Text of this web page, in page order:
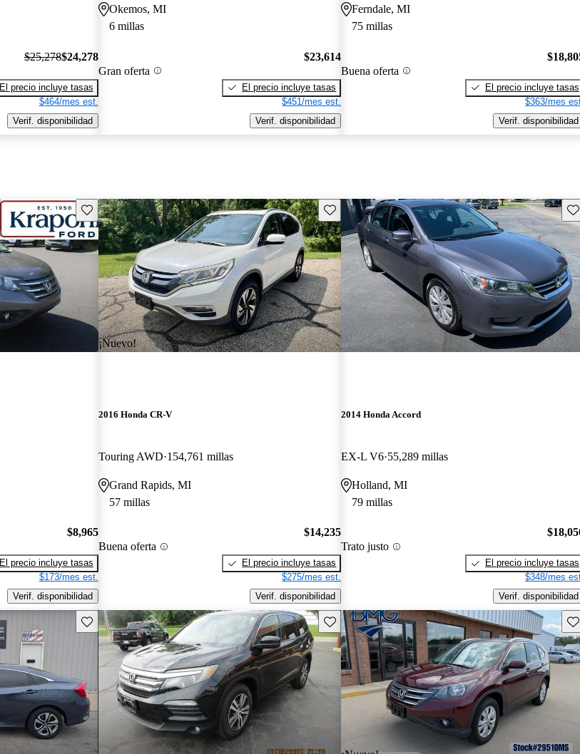
$25,278$24,278
El precio incluye tasas
$464/mes est.
Verif. disponibilidad
Okemos, MI
6 millas
Gran oferta
$23,614
El precio incluye tasas
$451/mes est.
Verif. disponibilidad
Ferndale, MI
75 millas
Buena oferta
El precio incluye tasas
$363/mes
Verif. disponibilidad
Guarda este Aviso
$8,965
El precio incluye tasas
$173/mes est.
Verif. disponibilidad
¡Nuevo!
Guarda este Aviso
2016 Honda CR-V
Touring AWD 154,761 millas
Grand Rapids, MI
57 millas
Buena oferta
$14,235
El precio incluye tasas
$275/mes est.
Verif. disponibilidad
2014 Honda Accord
EX-L V6 55,289 millas
Holland, MI
79 millas
Trato justo
El precio incluye tasas
$348/mes
Verif. disponibilidad
Guarda este Aviso Guarda este Aviso